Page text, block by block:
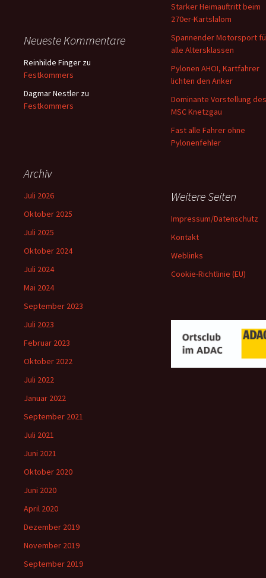
Starker Heimauftritt beim
270er-Kartslalom
Spannender Motorsport
alle Altersklassen
Pylonen AHOI, Kartfahrer
lichten den Anker
Dominante Vorstellung des
MSC Knetzgau
Fast alle Fahrer ohne
Pylonenfehler
Neueste Kommentare
Reinhilde Finger zu
Festkommers
Dagmar Nestler zu
Festkommers
Archiv
Juli 2026
Oktober 2025
Juli 2025
Oktober 2024
Juli 2024
Mai 2024
September 2023
Juli 2023
Februar 2023
Oktober 2022
Juli 2022
Januar 2022
September 2021
Juli 2021
Juni 2021
Oktober 2020
Juni 2020
April 2020
Dezember 2019
November 2019
September 2019
Weitere Seiten
Impressum/Datenschutz
Kontakt
Weblinks
Cookie-Richtlinie (EU)